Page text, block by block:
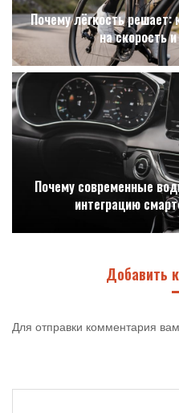
Почему лёгкость решает:
на скорость
Почему современные
интеграцию
Добавить
Для отправки комментария